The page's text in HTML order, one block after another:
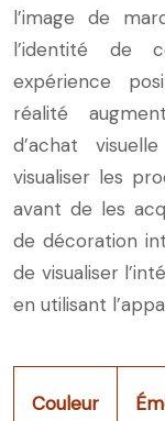
l’image de
l’identité de
expérience
réalité
d’achat
visualiser les
avant de les
de décoration
de visualiser
en utilisant
Couleur